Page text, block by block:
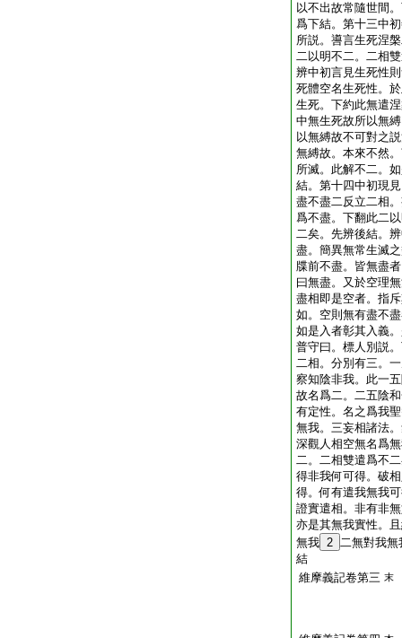
以不出故常隨世間
爲下結。第十三中
所説。噵言生死涅
二以明不二。二相
辨中初言見生死性
死體空名生死性。
生死。下約此無遣
中無生死故所以無
以無縛故不可對之
無縛故。本來不然
所滅。此解不二。
結。第十四中初現
盡不盡二反立二相
爲不盡。下翻此二
二矣。先辨後結。
盡。簡異無常生滅
牒前不盡。皆無盡
曰無盡。又於空理
盡相即是空者。指
如。空則無有盡不
如是入者彰其入義
普守曰。標人別説
二相。分別有三。
察知陰非我。此一
故名爲二。二五陰
有定性。名之爲我
無我。三妄相諸法
深觀人相空無名爲
二。二相雙遣爲不
得非我何可得。破
得。何有遣我無我
證實遣相。非有非
亦是其無我實性。
無我 2 二無對我無
結
維摩義記卷第三 末